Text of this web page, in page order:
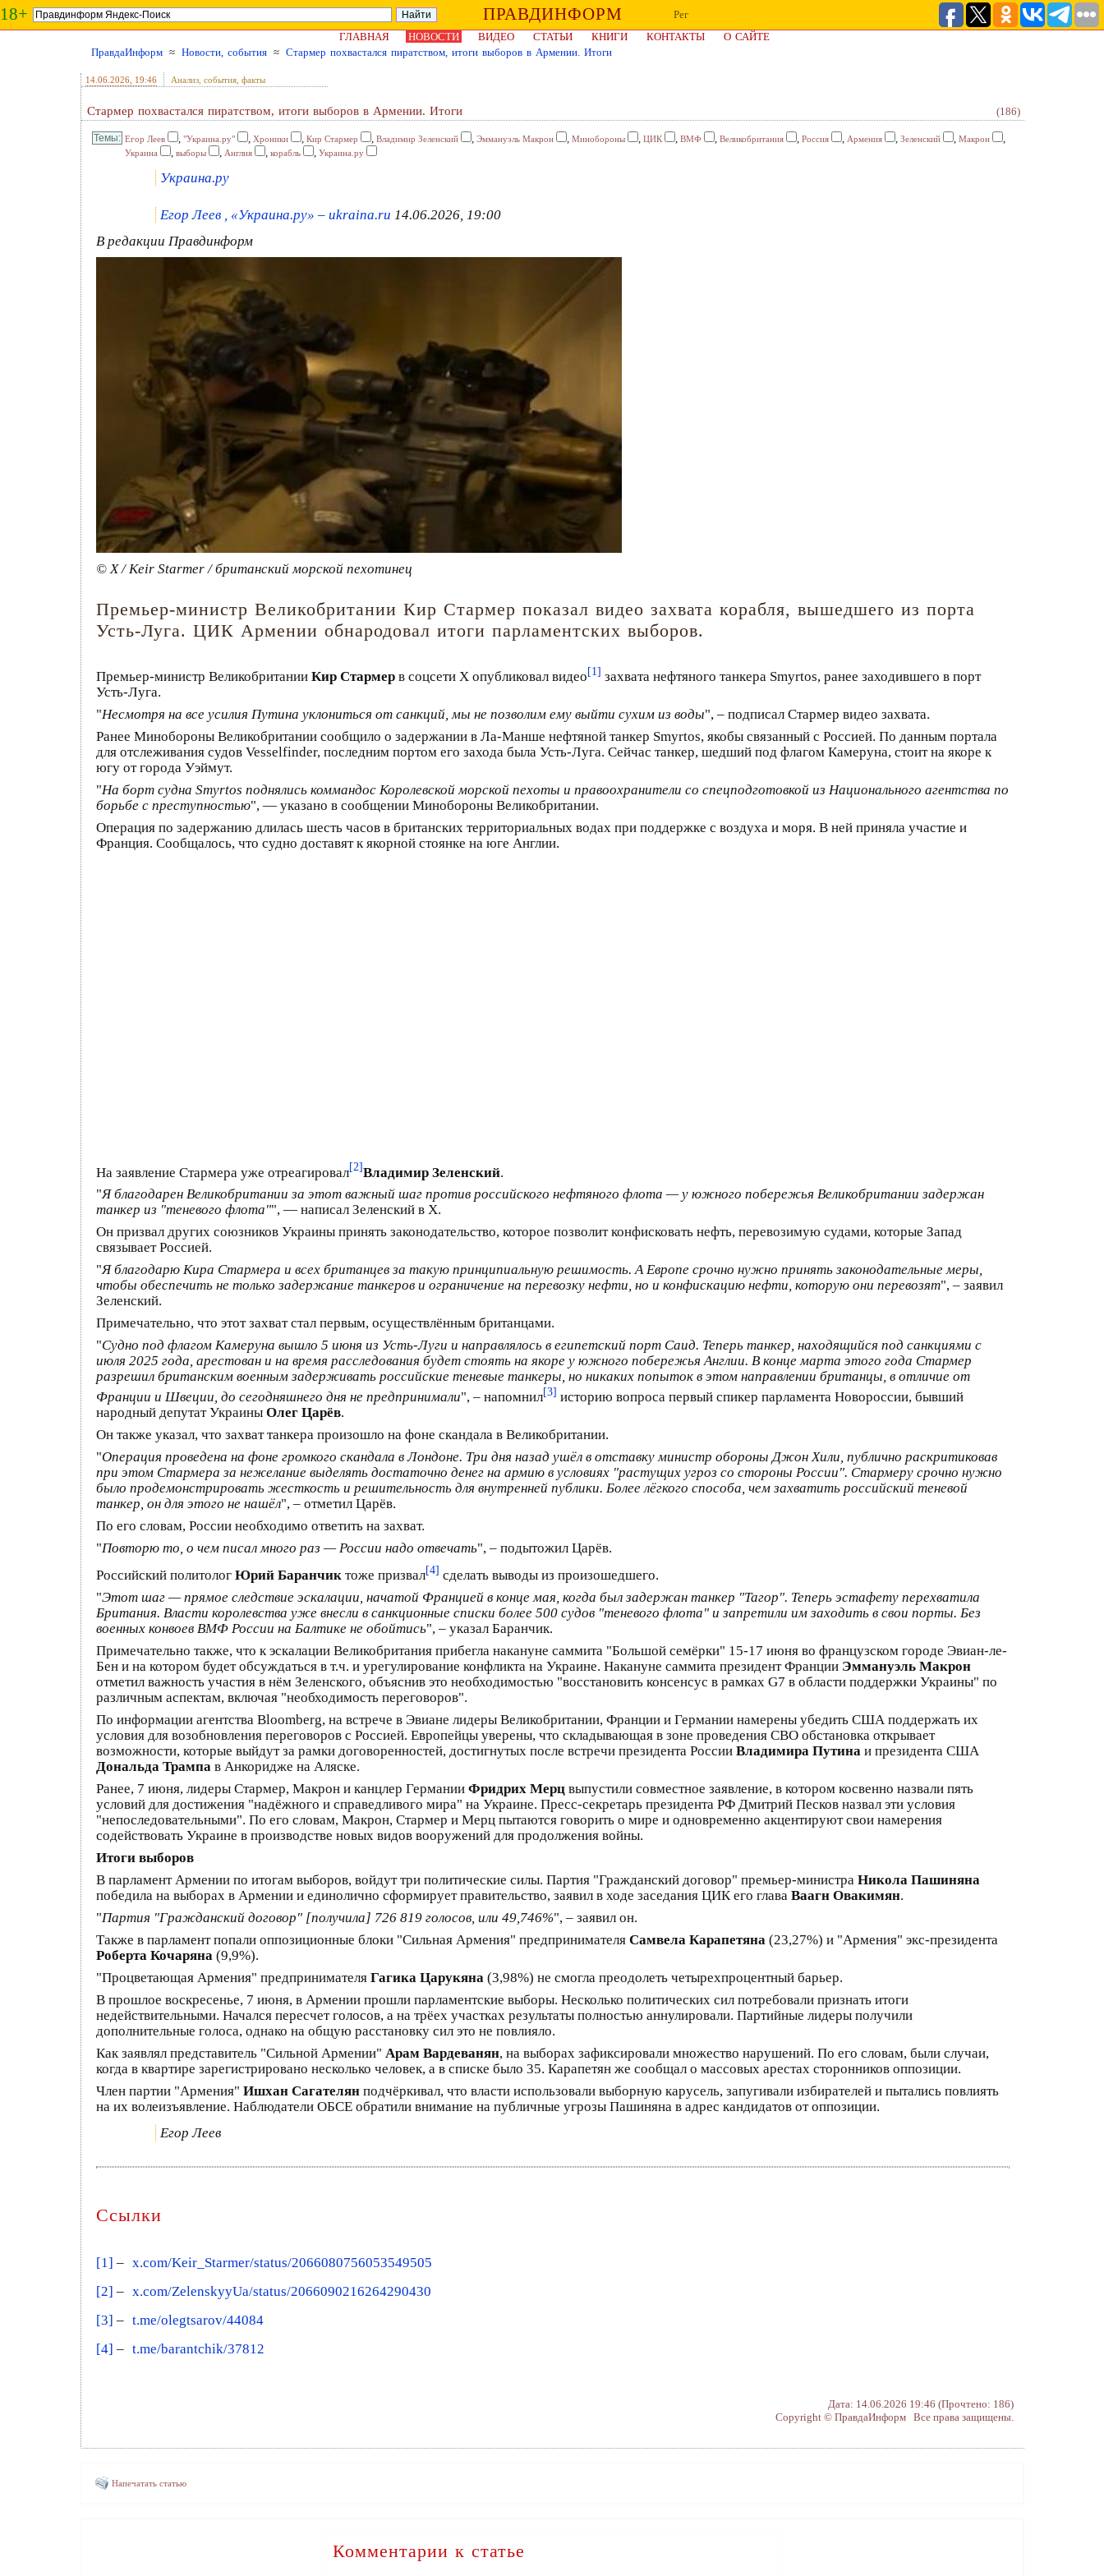
18+ ПРАВДИНФОРМ
Рег
ГЛАВНАЯ
НОВОСТИ ВИДЕО СТАТЬИ КНИГИ КОНТАКТЫ
О САЙТЕ
ПравдаИнформ ≈ Новости, события ≈ Стармер похвастался пиратством, итоги выборов в Армении. Итоги
14.06.2026 , 19:46 Анализ, события, факты
Стармер похвастался пиратством, итоги выборов в Армении. Итоги (186)
Егор Леев , "Украина.ру" , Хроники , Кир Стармер , Владимир Зеленский , Эммануэль Макрон , Минобороны , ЦИК , ВМФ , Великобритания , Россия , Армения , Зеленский , Макрон ,
Украина , выборы , Англия , корабль , Украина.ру
Украина.ру
Егор Леев , «Украина.ру» – ukraina.ru 14.06.2026, 19:00
В редакции Правдинформ
© X / Keir Starmer / британский морской пехотинец
Премьер-министр Великобритании Кир Стармер показал видео захвата корабля, вышедшего из порта
Усть-Луга. ЦИК Армении обнародовал итоги парламентских выборов.
Премьер-министр Великобритании Кир Стармер в соцсети Х опубликовал видео[1] захвата нефтяного танкера Smyrtos, ранее заходившего в порт
Усть-Луга.
"Несмотря на все усилия Путина уклониться от санкций, мы не позволим ему выйти сухим из воды", – подписал Стармер видео захвата.
Ранее Минобороны Великобритании сообщило о задержании в Ла-Манше нефтяной танкер Smyrtos, якобы связанный с Россией. По данным портала
для отслеживания судов Vesselfinder, последним портом его захода была Усть-Луга. Сейчас танкер, шедший под флагом Камеруна, стоит на якоре к
югу от города Уэймут.
"На борт судна Smyrtos поднялись коммандос Королевской морской пехоты и правоохранители со спецподготовкой из Национального агентства по
борьбе с преступностью", — указано в сообщении Минобороны Великобритании.
Операция по задержанию длилась шесть часов в британских территориальных водах при поддержке с воздуха и моря. В ней приняла участие и
Франция. Сообщалось, что судно доставят к якорной стоянке на юге Англии.
На заявление Стармера уже отреагировал[2]Владимир Зеленский.
"Я благодарен Великобритании за этот важный шаг против российского нефтяного флота — у южного побережья Великобритании задержан
танкер из "теневого флота"", — написал Зеленский в Х.
Он призвал других союзников Украины принять законодательство, которое позволит конфисковать нефть, перевозимую судами, которые Запад
связывает Россией.
"Я благодарю Кира Стармера и всех британцев за такую принципиальную решимость. А Европе срочно нужно принять законодательные меры,
чтобы обеспечить не только задержание танкеров и ограничение на перевозку нефти, но и конфискацию нефти, которую они перевозят", – заявил
Зеленский.
Примечательно, что этот захват стал первым, осуществлённым британцами.
"Судно под флагом Камеруна вышло 5 июня из Усть-Луги и направлялось в египетский порт Саид. Теперь танкер, находящийся под санкциями с
июля 2025 года, арестован и на время расследования будет стоять на якоре у южного побережья Англии. В конце марта этого года Стармер
разрешил британским военным задерживать российские теневые танкеры, но никаких попыток в этом направлении британцы, в отличие от
Франции и Швеции, до сегодняшнего дня не предпринимали", – напомнил[3] историю вопроса первый спикер парламента Новороссии, бывший
народный депутат Украины Олег Царёв.
Он также указал, что захват танкера произошло на фоне скандала в Великобритании.
"Операция проведена на фоне громкого скандала в Лондоне. Три дня назад ушёл в отставку министр обороны Джон Хили, публично раскритиковав
при этом Стармера за нежелание выделять достаточно денег на армию в условиях "растущих угроз со стороны России". Стармеру срочно нужно
было продемонстрировать жесткость и решительность для внутренней публики. Более лёгкого способа, чем захватить российский теневой
танкер, он для этого не нашёл", – отметил Царёв.
По его словам, России необходимо ответить на захват.
"Повторю то, о чем писал много раз — России надо отвечать", – подытожил Царёв.
Российский политолог Юрий Баранчик тоже призвал[4] сделать выводы из произошедшего.
"Этот шаг — прямое следствие эскалации, начатой Францией в конце мая, когда был задержан танкер "Тагор". Теперь эстафету перехватила
Британия. Власти королевства уже внесли в санкционные списки более 500 судов "теневого флота" и запретили им заходить в свои порты. Без
военных конвоев ВМФ России на Балтике не обойтись", – указал Баранчик.
Примечательно также, что к эскалации Великобритания прибегла накануне саммита "Большой семёрки" 15-17 июня во французском городе Эвиан-ле-
Бен и на котором будет обсуждаться в т.ч. и урегулирование конфликта на Украине. Накануне саммита президент Франции Эммануэль Макрон
отметил важность участия в нём Зеленского, объяснив это необходимостью "восстановить консенсус в рамках G7 в области поддержки Украины" по
различным аспектам, включая "необходимость переговоров".
По информации агентства Bloomberg, на встрече в Эвиане лидеры Великобритании, Франции и Германии намерены убедить США поддержать их
условия для возобновления переговоров с Россией. Европейцы уверены, что складывающая в зоне проведения СВО обстановка открывает
возможности, которые выйдут за рамки договоренностей, достигнутых после встречи президента России Владимира Путина и президента США
Дональда Трампа в Анкоридже на Аляске.
Ранее, 7 июня, лидеры Стармер, Макрон и канцлер Германии Фридрих Мерц выпустили совместное заявление, в котором косвенно назвали пять
условий для достижения "надёжного и справедливого мира" на Украине. Пресс-секретарь президента РФ Дмитрий Песков назвал эти условия
"непоследовательными". По его словам, Макрон, Стармер и Мерц пытаются говорить о мире и одновременно акцентируют свои намерения
содействовать Украине в производстве новых видов вооружений для продолжения войны.
Итоги выборов
В парламент Армении по итогам выборов, войдут три политические силы. Партия "Гражданский договор" премьер-министра Никола Пашиняна
победила на выборах в Армении и единолично сформирует правительство, заявил в ходе заседания ЦИК его глава Ваагн Овакимян.
"Партия "Гражданский договор" [получила] 726 819 голосов, или 49,746%", – заявил он.
Также в парламент попали оппозиционные блоки "Сильная Армения" предпринимателя Самвела Карапетяна (23,27%) и "Армения" экс-президента
Роберта Кочаряна (9,9%).
"Процветающая Армения" предпринимателя Гагика Царукяна (3,98%) не смогла преодолеть четырехпроцентный барьер.
В прошлое воскресенье, 7 июня, в Армении прошли парламентские выборы. Несколько политических сил потребовали признать итоги
недействительными. Начался пересчет голосов, а на трёех участках результаты полностью аннулировали. Партийные лидеры получили
дополнительные голоса, однако на общую расстановку сил это не повлияло.
Как заявлял представитель "Сильной Армении" Арам Вардеванян, на выборах зафиксировали множество нарушений. По его словам, были случаи,
когда в квартире зарегистрировано несколько человек, а в списке было 35. Карапетян же сообщал о массовых арестах сторонников оппозиции.
Член партии "Армения" Ишхан Сагателян подчёркивал, что власти использовали выборную карусель, запугивали избирателей и пытались повлиять
на их волеизъявление. Наблюдатели ОБСЕ обратили внимание на публичные угрозы Пашиняна в адрес кандидатов от оппозиции.
Егор Леев
Ссылки
[1] – x.com/Keir_Starmer/status/2066080756053549505
[2] – x.com/ZelenskyyUa/status/2066090216264290430
[3] – t.me/olegtsarov/44084
[4] – t.me/barantchik/37812
Дата: 14.06.2026 19:46 (Прочтено: 186)
Copyright © ПравдаИнформ Все права защищены.
Напечатать статью
Комментарии к статье